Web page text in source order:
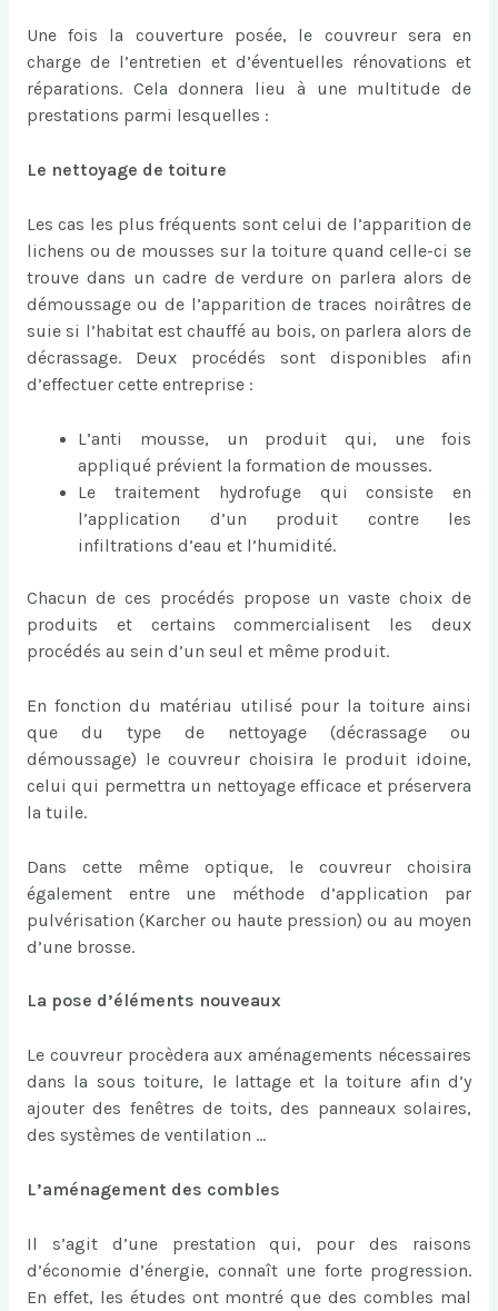
Une fois la couverture posée, le couvreur sera en
charge de l’entretien et d’éventuelles rénovations et
réparations. Cela donnera lieu à une multitude de
prestations parmi lesquelles :
Le nettoyage de toiture
Les cas les plus fréquents sont celui de l’apparition de
lichens ou de mousses sur la toiture quand celle-ci se
trouve dans un cadre de verdure on parlera alors de
démoussage ou de l’apparition de traces noirâtres de
suie si l’habitat est chauffé au bois, on parlera alors de
décrassage. Deux procédés sont disponibles afin
d’effectuer cette entreprise :
L’anti mousse, un produit qui, une fois
appliqué prévient la formation de mousses.
Le traitement hydrofuge qui consiste en
l’application d’un produit contre les
infiltrations d’eau et l’humidité.
Chacun de ces procédés propose un vaste choix de
produits et certains commercialisent les deux
procédés au sein d’un seul et même produit.
En fonction du matériau utilisé pour la toiture ainsi
que du type de nettoyage (décrassage ou
démoussage) le couvreur choisira le produit idoine,
celui qui permettra un nettoyage efficace et préservera
la tuile.
Dans cette même optique, le couvreur choisira
également entre une méthode d’application par
pulvérisation (Karcher ou haute pression) ou au moyen
d’une brosse.
La pose d’éléments nouveaux
Le couvreur procèdera aux aménagements nécessaires
dans la sous toiture, le lattage et la toiture afin d’y
ajouter des fenêtres de toits, des panneaux solaires,
des systèmes de ventilation …
L’aménagement des combles
Il s’agit d’une prestation qui, pour des raisons
d’économie d’énergie, connaît une forte progression.
En effet, les études ont montré que des combles mal